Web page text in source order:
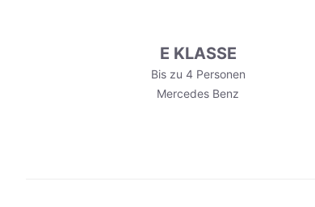
E KLASSE
Bis zu 4 Personen
Mercedes Benz